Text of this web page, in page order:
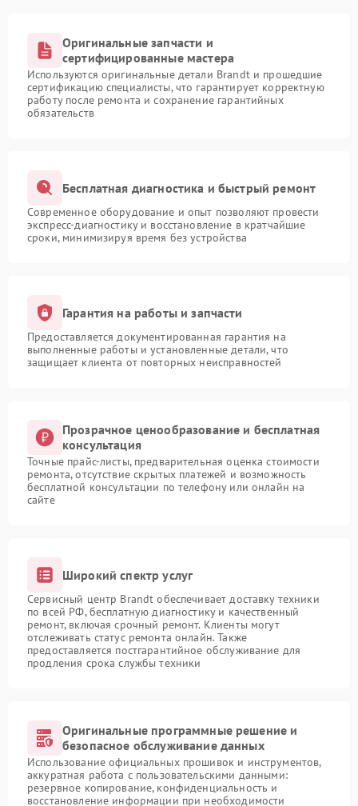
Оригинальные запчасти и
сертифицированные мастера
Используются оригинальные детали Brandt и прошедшие
сертификацию специалисты, что гарантирует корректную
работу после ремонта и сохранение гарантийных
обязательств
Бесплатная диагностика и быстрый ремонт
Современное оборудование и опыт позволяют провести
экспресс-диагностику и восстановление в кратчайшие
сроки, минимизируя время без устройства
Гарантия на работы и запчасти
Предоставляется документированная гарантия на
выполненные работы и установленные детали, что
защищает клиента от повторных неисправностей
Прозрачное ценообразование и бесплатная
консультация
Точные прайс-листы, предварительная оценка стоимости
ремонта, отсутствие скрытых платежей и возможность
бесплатной консультации по телефону или онлайн на
сайте
Широкий спектр услуг
Сервисный центр Brandt обеспечивает доставку техники
по всей РФ, бесплатную диагностику и качественный
ремонт, включая срочный ремонт. Клиенты могут
отслеживать статус ремонта онлайн. Также
предоставляется постгарантийное обслуживание для
продления срока службы техники
Оригинальные программные решение и
безопасное обслуживание данных
Использование официальных прошивок и инструментов,
аккуратная работа с пользовательскими данными:
резервное копирование, конфиденциальность и
восстановление информации при необходимости